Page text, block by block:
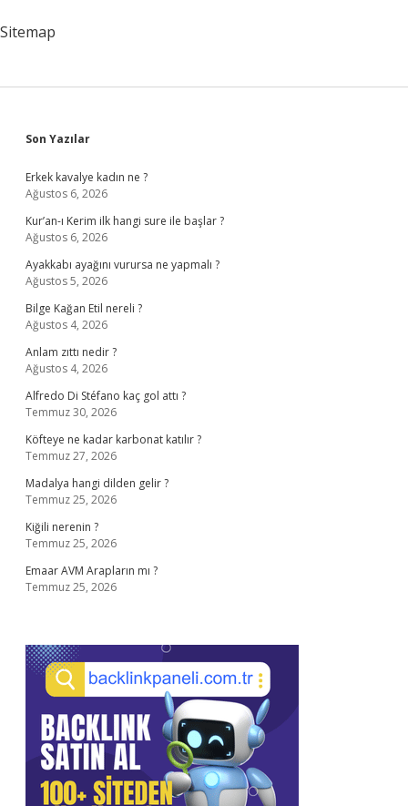
Sitemap
Sidebar
Son Yazılar
Erkek kavalye kadın ne ?
Ağustos 6, 2026
Kur’an-ı Kerim ilk hangi sure ile başlar ?
Ağustos 6, 2026
Ayakkabı ayağını vurursa ne yapmalı ?
Ağustos 5, 2026
Bilge Kağan Etil nereli ?
Ağustos 4, 2026
Anlam zıttı nedir ?
Ağustos 4, 2026
Alfredo Di Stéfano kaç gol attı ?
Temmuz 30, 2026
Köfteye ne kadar karbonat katılır ?
Temmuz 27, 2026
Madalya hangi dilden gelir ?
Temmuz 25, 2026
Kiğili nerenin ?
Temmuz 25, 2026
Emaar AVM Arapların mı ?
Temmuz 25, 2026